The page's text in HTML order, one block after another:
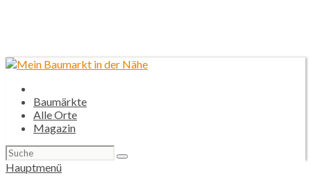
Baumärkte
Alle Orte
Magazin
Suchen
nach:
Hauptmenü